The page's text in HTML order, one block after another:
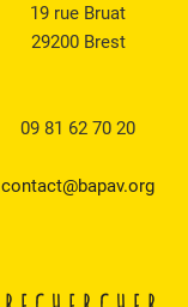
19 rue Bruat
29200 Brest
09 81 62 70 20
contact@bapav.org